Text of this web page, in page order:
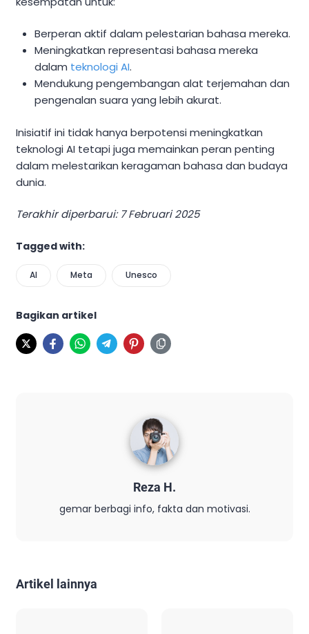
Berperan aktif dalam pelestarian bahasa mereka.
Meningkatkan representasi bahasa mereka
dalam teknologi AI.
Mendukung pengembangan alat terjemahan dan
pengenalan suara yang lebih akurat.
Inisiatif ini tidak hanya berpotensi meningkatkan
teknologi AI tetapi juga memainkan peran penting
dalam melestarikan keragaman bahasa dan budaya
dunia.
Terakhir diperbarui: 7 Februari 2025
Tagged with:
AI Meta Unesco
Bagikan artikel
Reza H.
gemar berbagi info, fakta dan motivasi.
Artikel lainnya